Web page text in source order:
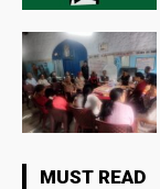
MUST READ